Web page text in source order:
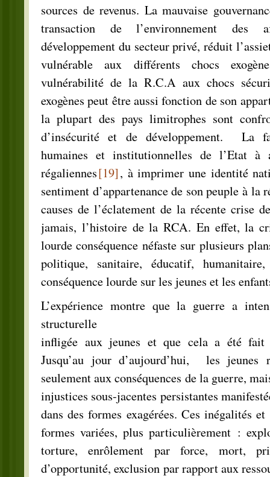
sources de revenus. La mauvaise
transaction de l’environnement des
développement du secteur privé, réduit
vulnérable aux différents chocs
vulnérabilité de la R.C.A aux chocs
exogènes peut être aussi fonction de son
la plupart des pays limitrophes sont
d’insécurité et de développement. La
humaines et institutionnelles de l’Etat à
régaliennes[19], à imprimer une identité
sentiment d’appartenance de son peuple à la
causes de l’éclatement de la récente crise
jamais, l’histoire de la RCA. En effet, la
lourde conséquence néfaste sur plusieurs
politique, sanitaire, éducatif,
conséquence lourde sur les jeunes et les
L’expérience montre que la guerre a
structurelle
infligée aux jeunes et que cela a été fait
Jusqu’au jour d’aujourd’hui, les jeunes
seulement aux conséquences de la guerre,
injustices sous-jacentes persistantes
dans des formes exagérées. Ces inégalités
formes variées, plus particulièrement :
torture, enrôlement par force, mort,
d’opportunité, exclusion par rapport aux